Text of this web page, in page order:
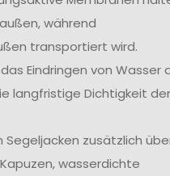
während
transportiert wird.
Eindringen von Wasser
langfristige Dichtigkeit der
zusätzlich
wasserdichte